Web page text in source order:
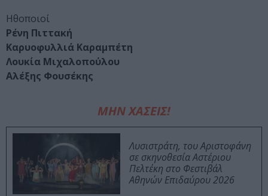
Ηθοποιοί
Ρένη Πιττακή
Καρυοφυλλιά Καραμπέτη
Λουκία Μιχαλοπούλου
Αλέξης Φουσέκης
ΜΗΝ ΧΑΣΕΙΣ!
Λυσιστράτη, του Αριστοφάνη
σε σκηνοθεσία Αστέριου
Πελτέκη στο Φεστιβάλ
Αθηνών Επιδαύρου 2026